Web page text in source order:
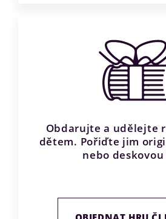
Obdarujte a udělejte
dětem. Pořiďte jim
nebo